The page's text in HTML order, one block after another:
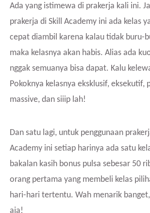
Ada yang istimewa di prakerja kali ini.
prakerja di Skill Academy ini ada kelas
cepat diambil karena kalau tidak buru-
maka kelasnya akan habis. Alias ada
nggak semuanya bisa dapat. Kalu
Pokoknya kelasnya eksklusif, eksekutif,
massive, dan siiip lah!
Dan satu lagi, untuk penggunaan
Academy ini setiap harinya ada satu
bakalan kasih bonus pulsa sebesar 50
orang pertama yang membeli kelas
hari-hari tertentu. Wah menarik
aja!